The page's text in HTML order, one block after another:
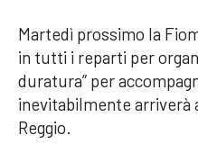
Martedì prossimo la
in tutti i reparti per
duratura” per
inevitabilmente arriverà
Reggio.